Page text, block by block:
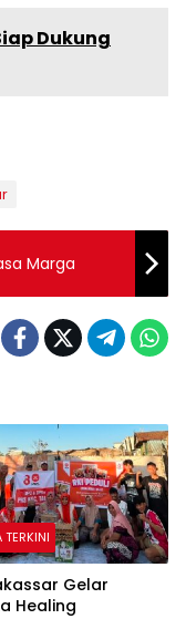
Dukung
Marga
TERKINI
Gelar
Healing